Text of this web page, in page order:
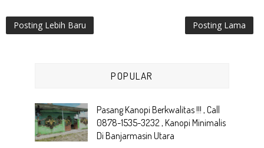
Posting Lebih Baru Posting Lama
POPULAR
Pasang Kanopi Berkwalitas !!! , Call
0878-1535-3232 , Kanopi Minimalis
Di Banjarmasin Utara